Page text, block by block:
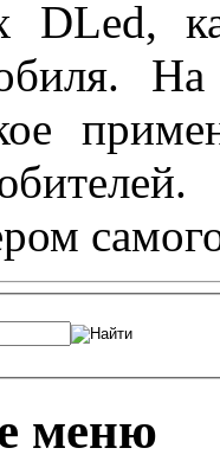
DLed,
меню